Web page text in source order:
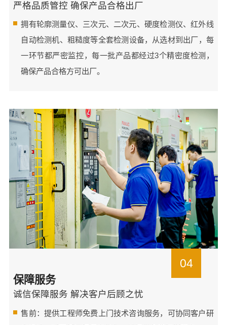
严格品质管控 确保产品合格出厂
拥有轮廓测量仪、三次元、二次元、硬度检测仪、红外线
自动检测机、粗糙度等全套检测设备，从选材到出厂，每
一环节都严密监控，每一批产品都经过3个精密度检测，
确保产品合格方可出厂。
04
保障服务
诚信保障服务 解决客户后顾之忧
售前：提供工程师免费上门技术咨询服务，可协同客户研